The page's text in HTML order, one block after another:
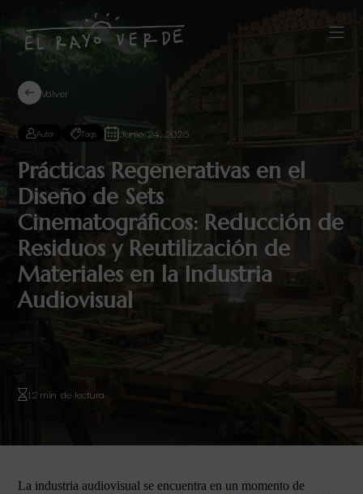
Volver
Autor Tags Junio 24, 2026
Prácticas Regenerativas en el
Diseño de Sets
Cinematográficos: Reducción de
Residuos y Reutilización de
Materiales en la Industria
Audiovisual
12 min de lectura
La industria audiovisual se encuentra en un momento de